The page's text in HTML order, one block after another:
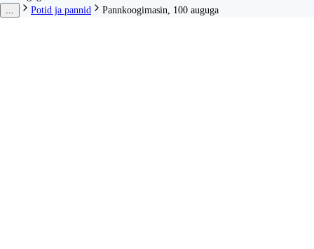
Potid ja pannid Pannkoogimasin, 100 auguga